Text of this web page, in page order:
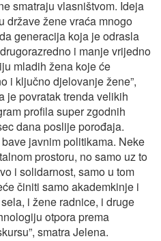
smatraju vlasništvom. Ideja
države žene vraća mnogo
generacija koja je odrasla
i manje vrijedno
mladih žena koje će
i ključno djelovanje žene”,
je povratak trenda velikih
profila super zgodnih
dana poslije porođaja.
javnim politikama. Neke
prostoru, no samo uz to
i solidarnost, samo u tom
činiti samo akademkinje i
i žene radnice, i druge
otpora prema
smatra Jelena.